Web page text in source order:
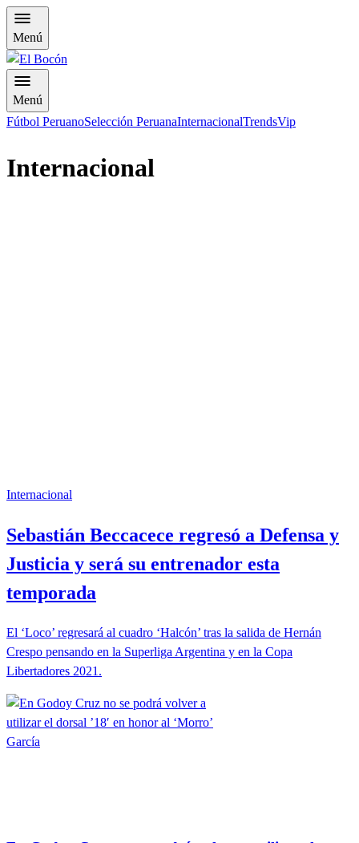
Menú
Menú
Fútbol PeruanoSelección PeruanaInternacionalTrendsVip
Internacional
Internacional
Sebastián Beccacece regresó a Defensa y
Justicia y será su entrenador esta
temporada
El ‘Loco’ regresará al cuadro ‘Halcón’ tras la salida de Hernán
Crespo pensando en la Superliga Argentina y en la Copa
Libertadores 2021.